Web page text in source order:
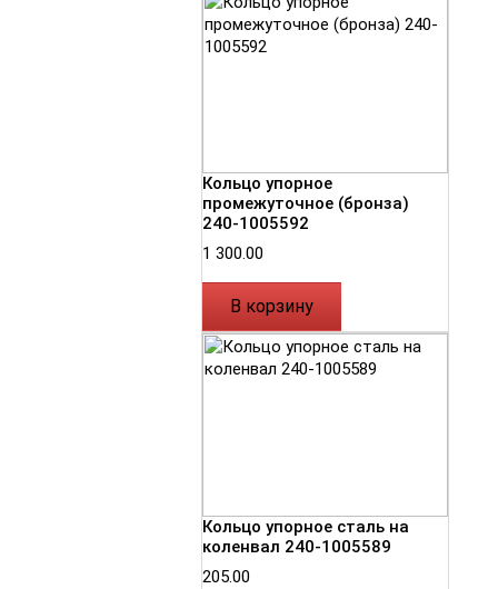
Кольцо упорное
промежуточное (бронза)
240-1005592
1 300.00
В корзину
Кольцо упорное сталь на
коленвал 240-1005589
205.00